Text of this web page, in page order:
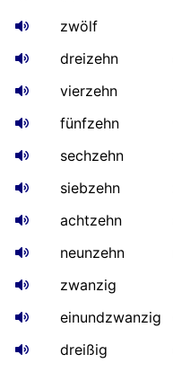
zwölf
dreizehn
vierzehn
fünfzehn
sechzehn
siebzehn
achtzehn
neunzehn
zwanzig
einundzwanzig
dreißig